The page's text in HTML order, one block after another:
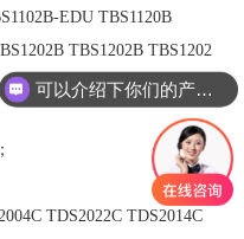
EDU TBS1120B
TBS1202B TBS1202
TDS2022C TDS2014C
可以介绍下你们的产品么